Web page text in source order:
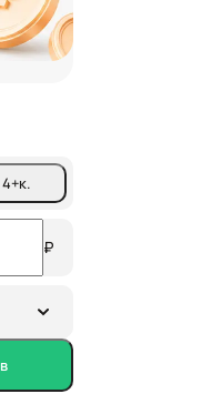
4+к.
₽